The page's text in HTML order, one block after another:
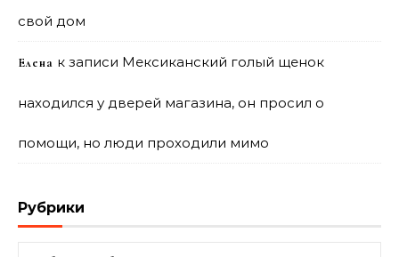
свой дом
Елена к записи Мексиканский голый щенок
находился у дверей магазина, он просил о
помощи, но люди проходили мимо
Рубрики